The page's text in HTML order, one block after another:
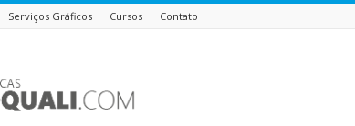
Serviços Gráficos Cursos Contato